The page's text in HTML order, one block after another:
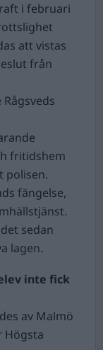
i februari
att vistas
från
fritidshem
polisen.
fängelse,
sedan
lagen.
inte fick
av Malmö
Högsta